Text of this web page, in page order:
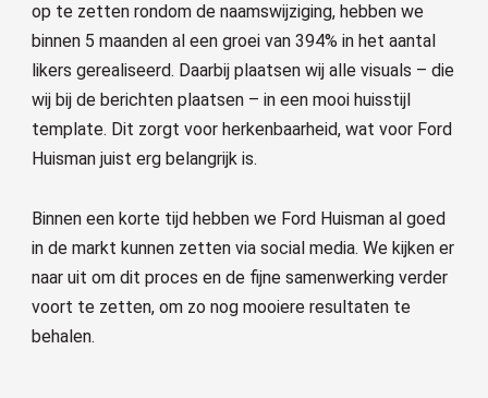
op te zetten rondom de naamswijziging, hebben we
binnen 5 maanden al een groei van 394% in het aantal
likers gerealiseerd. Daarbij plaatsen wij alle visuals – die
wij bij de berichten plaatsen – in een mooi huisstijl
template. Dit zorgt voor herkenbaarheid, wat voor Ford
Huisman juist erg belangrijk is.
Binnen een korte tijd hebben we Ford Huisman al goed
in de markt kunnen zetten via social media. We kijken er
naar uit om dit proces en de fijne samenwerking verder
voort te zetten, om zo nog mooiere resultaten te
behalen.